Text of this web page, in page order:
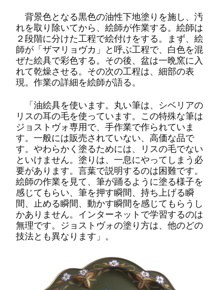
背景色となる黒色の油性下地塗りを施し、汚
れを取り除いてから、絵師が作業する。絵師は
２段階に分けた工程で絵付けをする。まず、絵
師が「ザマリョヴカ」と呼ぶ工程で、白色を混
ぜた絵具で彩色する。その後、盆は一晩窯に入
れて乾燥させる。その次の工程は、細部の表
現。作業の詳細を絵師が語る。
「油絵具を使います。丸い筆は、シベリアの
リスの耳の毛を使っています。この特殊な筆は
ジョストヴォ専用で、手作業で作られていま
す。一般には販売されていない、高価な品で
す。やわらかく塗るためには、リスの毛でない
といけません。塗りは、一息にやってしまう必
要があります。言葉で説明するのは困難です。
絵師の作業を見て、筆が踊るように塗る様子を
感じてもらい、筆を押す瞬間、持ち上げる瞬
間、止める瞬間、動かす瞬間を感じてもらうし
かありません。インターネットで学習するのは
無理です。ジョストヴォの塗り方は、他のどの
技法とも異なります」。